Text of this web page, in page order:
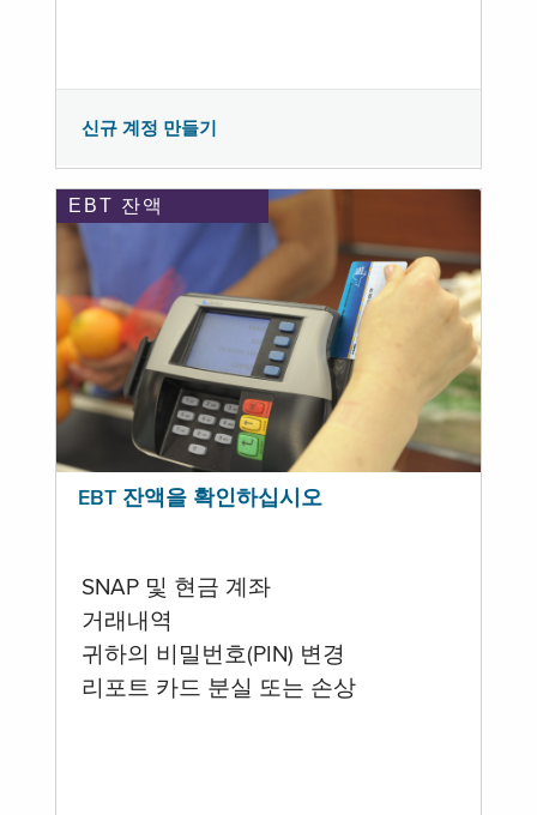
신규 계정 만들기
EBT 잔액
EBT 잔액을 확인하십시오
SNAP 및 현금 계좌
거래내역
귀하의 비밀번호(PIN) 변경
리포트 카드 분실 또는 손상